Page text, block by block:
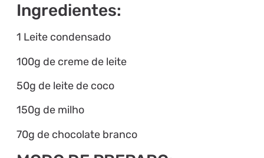
Ingredientes:
1 Leite condensado
100g de creme de leite
50g de leite de coco
150g de milho
70g de chocolate branco